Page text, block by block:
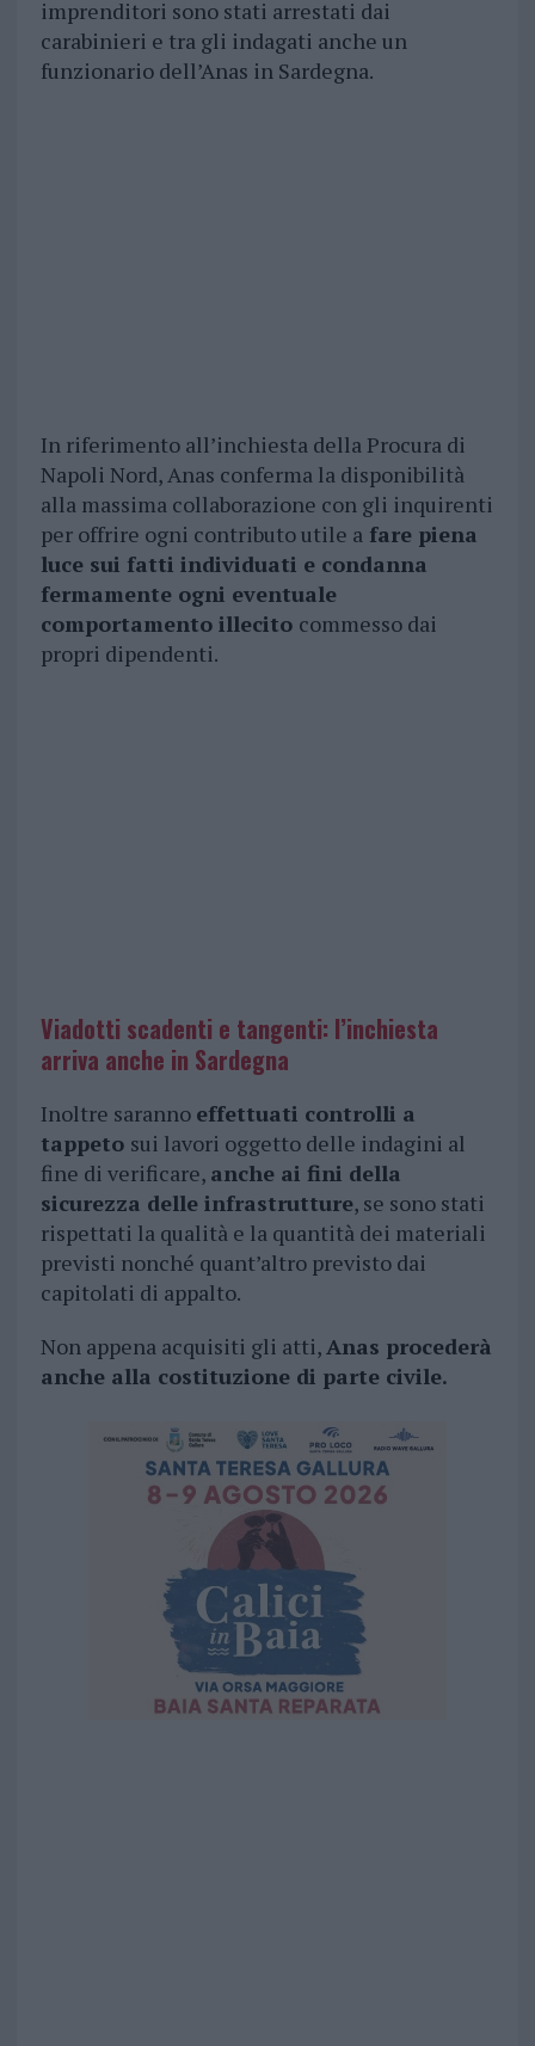
imprenditori sono stati arrestati dai
carabinieri e tra gli indagati anche un
funzionario dell’Anas in Sardegna.
In riferimento all’inchiesta della Procura di
Napoli Nord, Anas conferma la disponibilità
alla massima collaborazione con gli inquirenti
per offrire ogni contributo utile afare piena
luce sui fatti individuati e condanna
fermamente ogni eventuale
comportamento illecito commesso dai
propri dipendenti.
Viadotti scadenti e tangenti: l’inchiesta
arriva anche in Sardegna
Inoltre saranno effettuati controlli a
tappeto sui lavori oggetto delle indagini al
fine di verificare, anche ai fini della
sicurezza delle infrastrutture, se sono stati
rispettati la qualità e la quantità dei materiali
previsti nonché quant’altro previsto dai
capitolati di appalto.
Non appena acquisiti gli atti,Anas procederà
anche alla costituzione di parte civile.